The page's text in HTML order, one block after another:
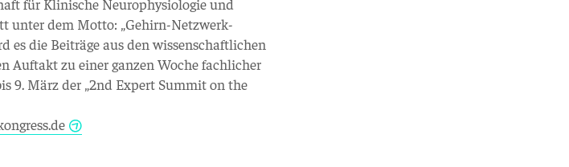
unter dem Motto: „Gehirn-Netzwerk-
es die Beiträge aus den wissenschaftlichen
Auftakt zu einer ganzen Woche fachlicher
9. März der „2nd Expert Summit on the